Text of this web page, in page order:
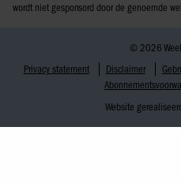
wordt niet gesponsord door de genoemde
© 2026
Privacy statement
Disclaimer
Website